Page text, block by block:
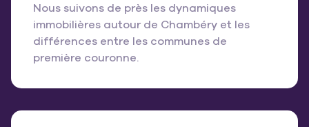
Nous suivons de près les dynamiques
immobilières autour de Chambéry et les
différences entre les communes de
première couronne.